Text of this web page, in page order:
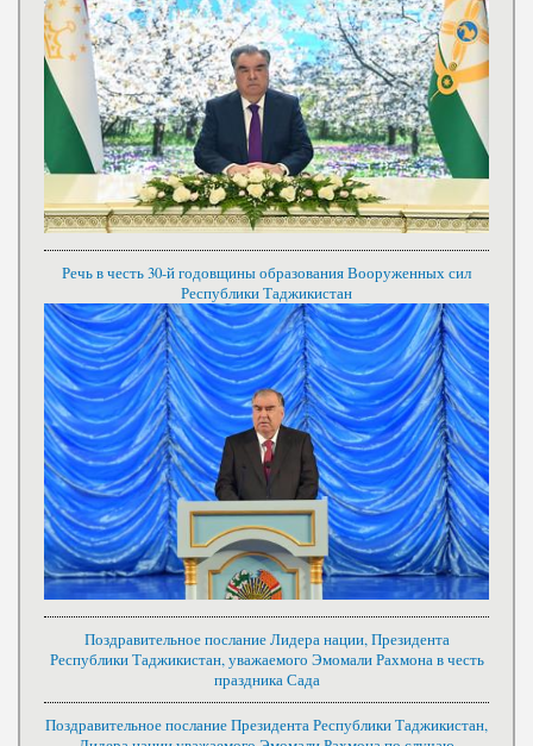
Речь в честь 30-й годовщины образования Вооруженных сил
Республики Таджикистан
Поздравительное послание Лидера нации, Президента
Республики Таджикистан, уважаемого Эмомали Рахмона в честь
праздника Сада
Поздравительное послание Президента Республики Таджикистан,